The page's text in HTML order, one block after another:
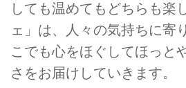
しても温めてもどちらも楽
ェ」は、人々の気持ちに寄
こでも心をほぐしてほっと
さをお届けしていきます。